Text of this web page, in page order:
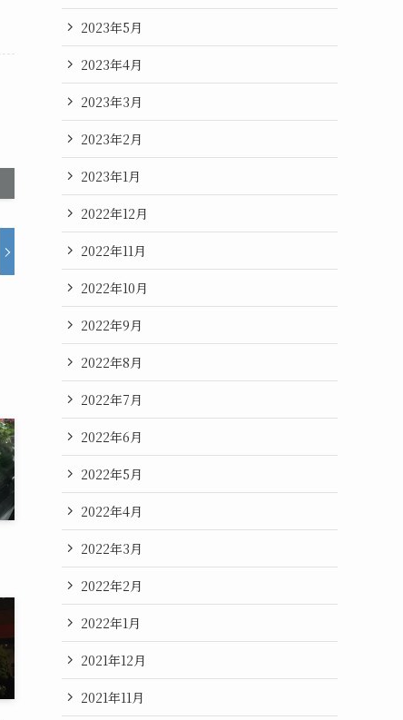
2023年5月
2023年4月
2023年3月
2023年2月
2023年1月
2022年12月
2022年11月
2022年10月
2022年9月
2022年8月
2022年7月
2022年6月
2022年5月
2022年4月
2022年3月
2022年2月
2022年1月
2021年12月
2021年11月